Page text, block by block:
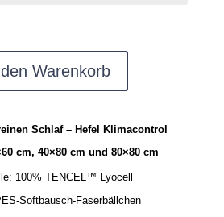
Warenkorb
Schlaf – Hefel Klimacontrol
cm, 40×80 cm und 80×80 cm
100% TENCEL™ Lyocell
Softbausch-Faserbällchen